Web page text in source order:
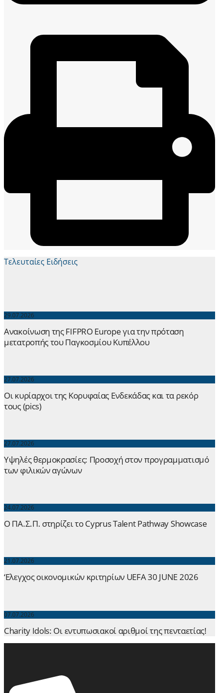
Τελευταίες Ειδήσεις
29.07.2026
Ανακοίνωση της FIFPRO Europe για την πρόταση
μετατροπής του Παγκοσμίου Κυπέλλου
27.07.2026
Οι κυρίαρχοι της Κορυφαίας Ενδεκάδας και τα ρεκόρ
τους (pics)
27.07.2026
Yψηλές θερμοκρασίες: Προσοχή στον προγραμματισμό
των φιλικών αγώνων
24.07.2026
Ο ΠΑ.Σ.Π. στηρίζει το Cyprus Talent Pathway Showcase
21.07.2026
‘Ελεγχος οικονομικών κριτηρίων UEFA 30 JUNE 2026
07.07.2026
Charity Idols: Οι εντυπωσιακοί αριθμοί της πενταετίας!